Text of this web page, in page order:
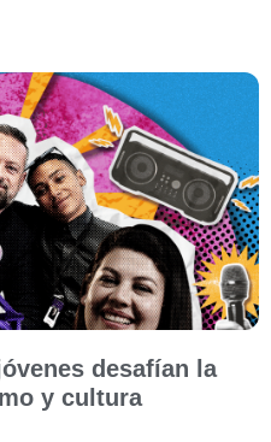
desafían la
y cultura